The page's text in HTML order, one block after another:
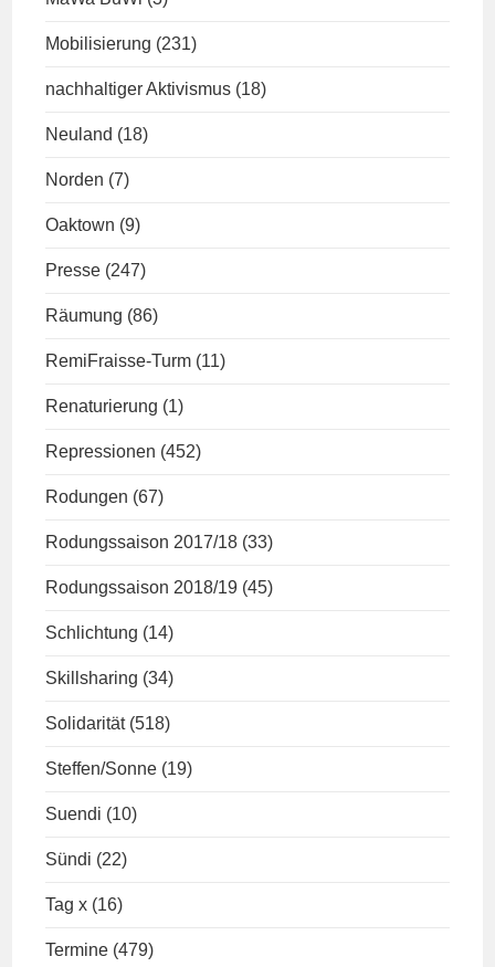
Mobilisierung (231)
nachhaltiger Aktivismus (18)
Neuland (18)
Norden (7)
Oaktown (9)
Presse (247)
Räumung (86)
RemiFraisse-Turm (11)
Renaturierung (1)
Repressionen (452)
Rodungen (67)
Rodungssaison 2017/18 (33)
Rodungssaison 2018/19 (45)
Schlichtung (14)
Skillsharing (34)
Solidarität (518)
Steffen/Sonne (19)
Suendi (10)
Sündi (22)
Tag x (16)
Termine (479)